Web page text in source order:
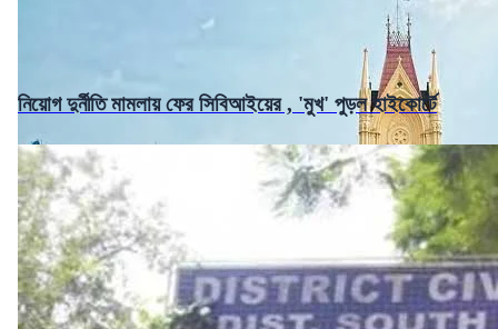
নিয়োগ দুর্নীতি মামলায় ফের সিবিআইয়ের , 'মুখ' পুড়ল হাইকোর্টে